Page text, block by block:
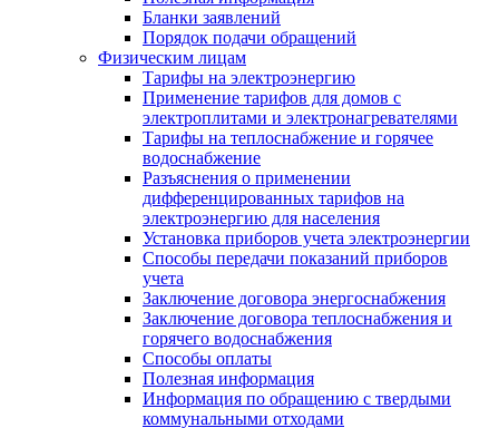
Бланки заявлений
Порядок подачи обращений
Физическим лицам
Тарифы на электроэнергию
Применение тарифов для домов с
электроплитами и электронагревателями
Тарифы на теплоснабжение и горячее
водоснабжение
Разъяснения о применении
дифференцированных тарифов на
электроэнергию для населения
Установка приборов учета электроэнергии
Способы передачи показаний приборов
учета
Заключение договора энергоснабжения
Заключение договора теплоснабжения и
горячего водоснабжения
Способы оплаты
Полезная информация
Информация по обращению с твердыми
коммунальными отходами